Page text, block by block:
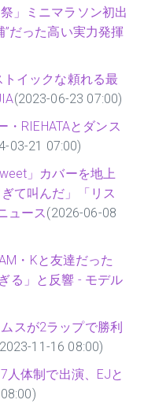
」ミニマラソン初出
だった高い実力発揮
イックな頼れる最
(2023-06-23 07:00)
・RIEHATAとダンス
03-21 07:00)
」カバーを地上
て叫んだ」「リス
ュース(2026-06-08
・Kと友達だった
る」と反響 - モデル
スが2ラップで勝利
11-16 08:00)
人体制で出演、EJと